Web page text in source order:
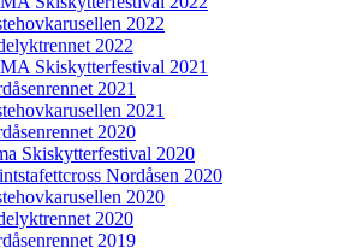
2022
2022
Skiskytterfestival 2021
2021
2021
2020
Skiskytterfestival 2020
Nordåsen 2020
2020
2020
2019